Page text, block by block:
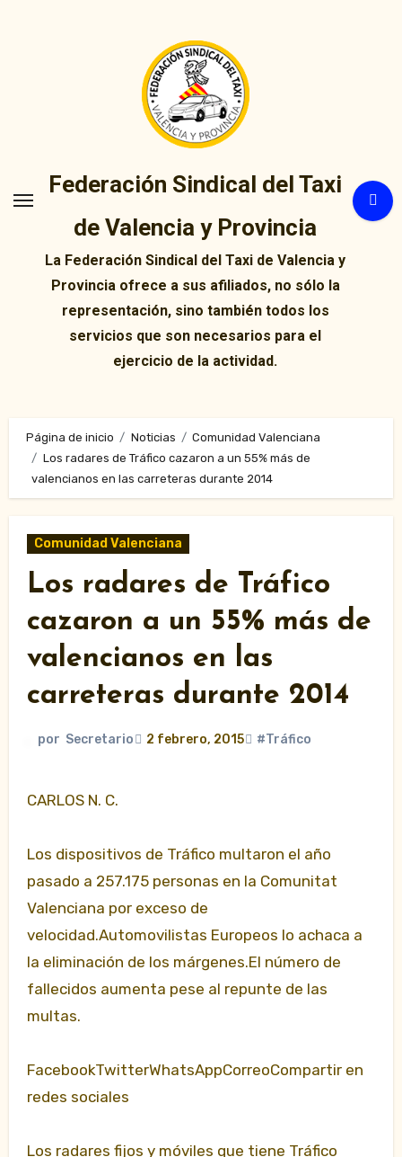
Federación Sindical del Taxi
de Valencia y Provincia
La Federación Sindical del Taxi de Valencia y
Provincia ofrece a sus afiliados, no sólo la
representación, sino también todos los
servicios que son necesarios para el
ejercicio de la actividad.
Página de inicio Noticias
Comunidad Valenciana
Los radares de Tráfico cazaron a un 55% más de
valencianos en las carreteras durante 2014
Comunidad Valenciana
Los radares de Tráfico
cazaron a un 55% más de
valencianos en las
carreteras durante 2014
por Secretario 2 febrero, 2015 #Tráfico
CARLOS N. C.
Los dispositivos de Tráfico multaron el año
pasado a 257.175 personas en la Comunitat
Valenciana por exceso de
velocidad.Automovilistas Europeos lo achaca a
la eliminación de los márgenes.El número de
fallecidos aumenta pese al repunte de las
multas.
FacebookTwitterWhatsAppCorreoCompartir en
redes sociales
Los radares fijos y móviles que tiene Tráfico